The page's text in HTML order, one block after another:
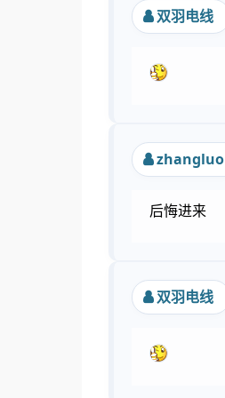
双羽电线
zhangluo
后悔进来
双羽电线